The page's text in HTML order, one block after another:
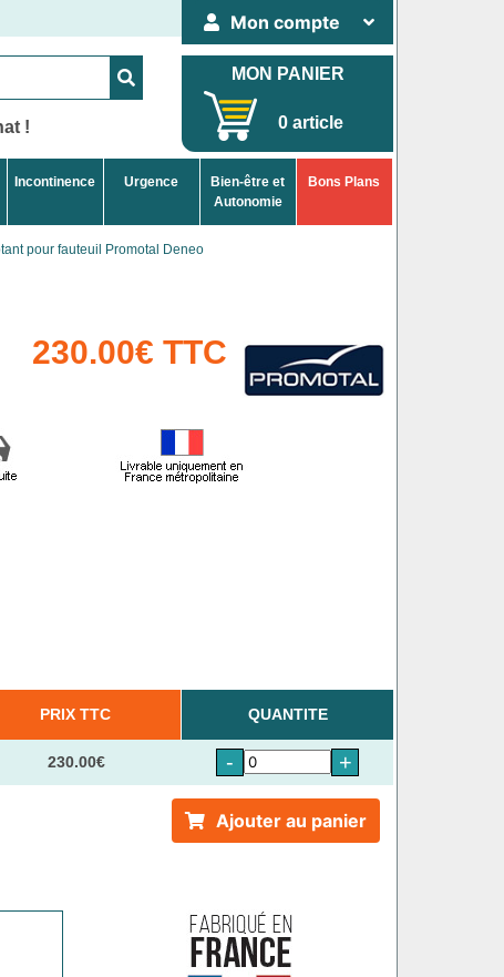
Mon compte
!
MON PANIER
0 article
Incontinence Urgence
Bien-être et
Autonomie
Bons Plans
pour fauteuil Promotal Deneo
230.00€ TTC
PRIX TTC QUANTITE
230.00€ - +
Ajouter au panier